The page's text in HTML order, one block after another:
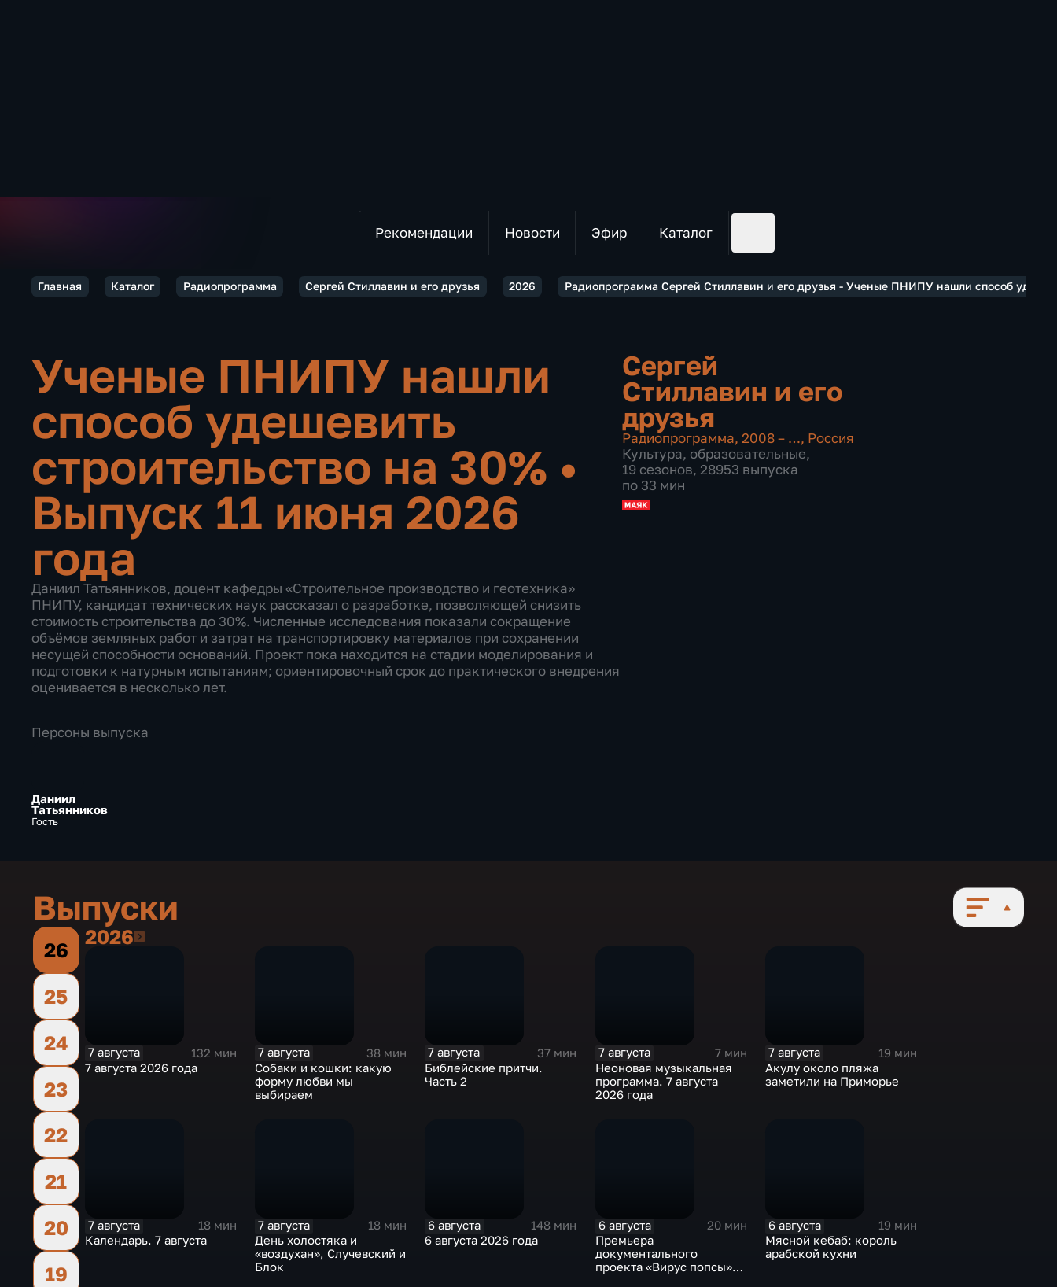
Рекомендации Новости Эфир Каталог
Главная Каталог Радиопрограмма Сергей Стиллавин и его друзья 2026 Радиопрограмма Сергей Стиллавин и его друзья - Ученые ПНИПУ нашли способ
Ученые ПНИПУ нашли
способ удешевить
строительство на 30% •
Выпуск 11 июня 2026
года
Даниил Татьянников, доцент кафедры «Строительное производство и геотехника»
ПНИПУ, кандидат технических наук рассказал о разработке, позволяющей снизить
стоимость строительства до 30%. Численные исследования показали сокращение
объёмов земляных работ и затрат на транспортировку материалов при сохранении
несущей способности оснований. Проект пока находится на стадии моделирования и
подготовки к натурным испытаниям; ориентировочный срок до практического внедрения
оценивается в несколько лет.
Сергей
Стиллавин и его
друзья
Радиопрограмма, 2008 – …, Россия
Культура, образовательные,
19 сезонов, 28953 выпуска
по 33 мин
Персоны выпуска
Даниил
Татьянников
Гость
Выпуски
26
25
24
23
22
21
20
19
20262026
7 августа
132 мин
7 августа 2026 года
7 августа
38 мин
Собаки и кошки: какую
форму любви мы
выбираем
7 августа
37 мин
Библейские притчи.
Часть 2
7 августа
7 мин
Неоновая музыкальная
программа. 7 августа
2026 года
7 августа
19 мин
Акулу около пляжа
заметили на Приморье
7 августа
18 мин
Календарь. 7 августа
7 августа
18 мин
День холостяка и
«воздухан», Случевский и
Блок
6 августа
148 мин
6 августа 2026 года
6 августа
20 мин
Премьера
документального
проекта «Вирус попсы»
6 августа
19 мин
Мясной кебаб: король
арабской кухни